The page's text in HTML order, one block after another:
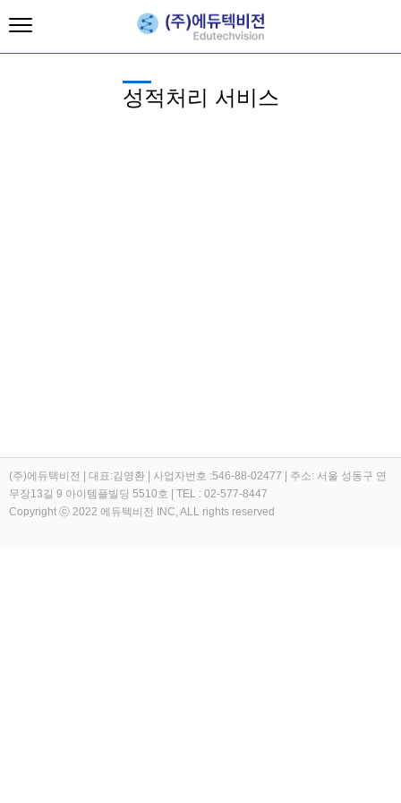
성적처리 서비스
(주)에듀텍비전 | 대표:김영환 | 사업자번호 :546-88-02477 | 주소: 서울 성동구 연
무장13길 9 아이템플빌딩 5510호 | TEL : 02-577-8447
Copyright ⓒ 2022 에듀텍비전 INC, ALL rights reserved